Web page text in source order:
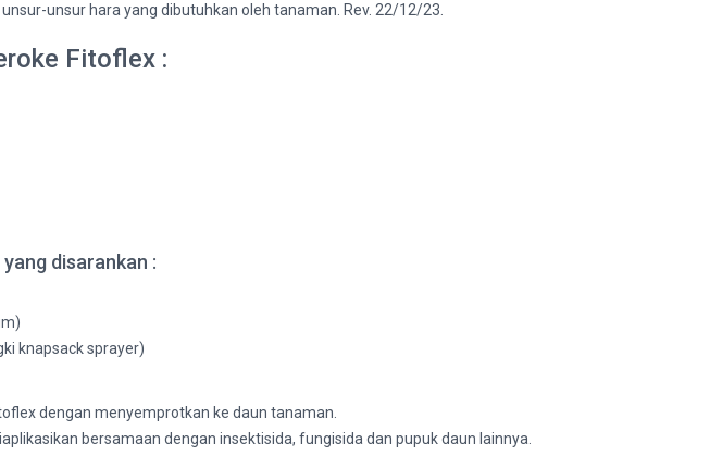
unsur hara yang dibutuhkan oleh tanaman. Rev. 22/12/23.
Fitoflex :
disarankan :
knapsack sprayer)
dengan menyemprotkan ke daun tanaman.
bersamaan dengan insektisida, fungisida dan pupuk daun lainnya.